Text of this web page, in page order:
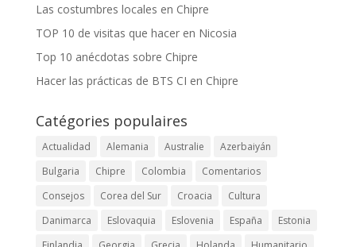
Las costumbres locales en Chipre
TOP 10 de visitas que hacer en Nicosia
Top 10 anécdotas sobre Chipre
Hacer las prácticas de BTS CI en Chipre
Catégories populaires
Actualidad Alemania Australie
Azerbaiyán
Bulgaria
Chipre Colombia
Comentarios
Consejos
Corea del Sur Croacia
Cultura
Danimarca
Eslovaquia Eslovenia España
Estonia